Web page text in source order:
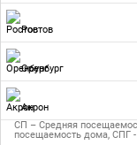
Ростов
Оренбург
Акрон
СП – Средняя
посещаемость дома, СПГ